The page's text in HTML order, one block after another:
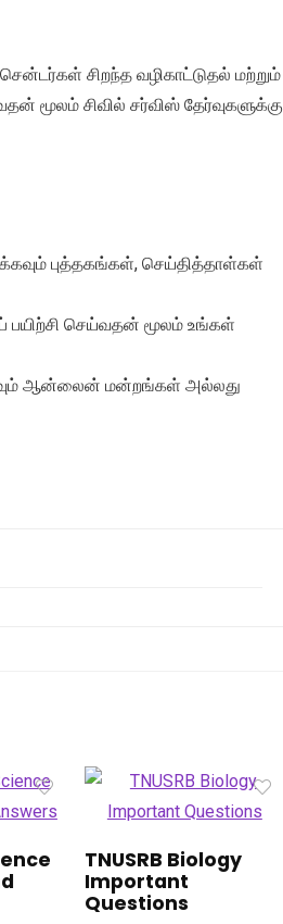
சிறந்த வழிகாட்டுதல் மற்றும்
மூலம் சிவில் சர்விஸ் தேர்வுகளுக்கு
புத்தகங்கள், செய்தித்தாள்கள்
பயிற்சி செய்வதன் மூலம் உங்கள்
ஆன்லைன் மன்றங்கள் அல்லது
TNUSRB Biology
Important
Questions